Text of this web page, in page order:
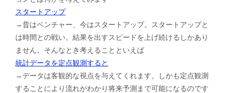
スタートアップ
→昔はベンチャー、今はスタートアップ。スタートアップと
は時間との戦い。結果を出すスピードを上げ続けるしかあり
ません。そんなとき考えることといえば
統計データを定点観測すると
→データは客観的な視点を与えてくれます。しかも定点観測
することにより流れがわかり将来予測まで可能になるのです